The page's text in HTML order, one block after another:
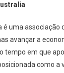
é uma
avançar a
tempo em que
como a